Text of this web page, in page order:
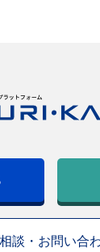
談・お問い合